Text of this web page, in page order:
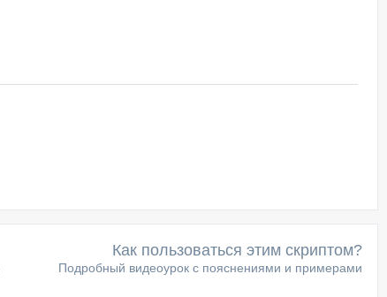
Как пользоваться этим скриптом?
Подробный видеоурок с пояснениями и примерами